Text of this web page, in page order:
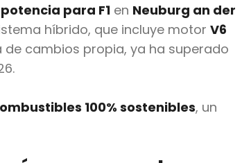
para F1 en Neuburg an der
híbrido, que incluye motor V6
de cambios propia, ya ha superado
100% sostenibles, un